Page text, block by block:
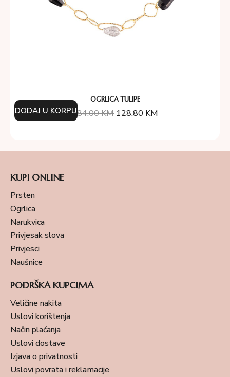
OGRLICA TULIPE
184.00KM 128.80 KM
DODAJ U KORPU
KUPI ONLINE
Prsten
Ogrlica
Narukvica
Privjesak slova
Privjesci
Naušnice
PODRŠKA KUPCIMA
Veličine nakita
Uslovi korištenja
Način plaćanja
Uslovi dostave
Izjava o privatnosti
Uslovi povrata i reklamacije